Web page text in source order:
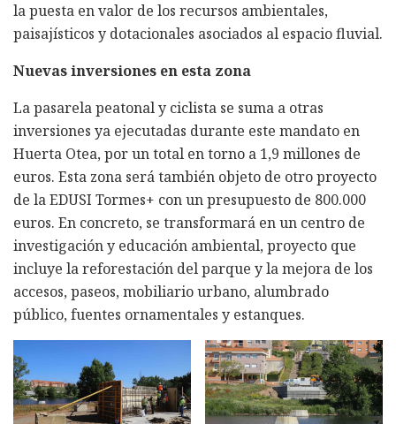
la puesta en valor de los recursos ambientales,
paisajísticos y dotacionales asociados al espacio fluvial.
Nuevas inversiones en esta zona
La pasarela peatonal y ciclista se suma a otras
inversiones ya ejecutadas durante este mandato en
Huerta Otea, por un total en torno a 1,9 millones de
euros. Esta zona será también objeto de otro proyecto
de la EDUSI Tormes+ con un presupuesto de 800.000
euros. En concreto, se transformará en un centro de
investigación y educación ambiental, proyecto que
incluye la reforestación del parque y la mejora de los
accesos, paseos, mobiliario urbano, alumbrado
público, fuentes ornamentales y estanques.